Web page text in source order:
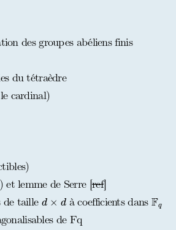
des groupes abéliens finis
du tétraèdre
cardinal)
et lemme de Serre [ref]
de taille d × d
d ×d à coefficients dans Fq
Fq
de Fq